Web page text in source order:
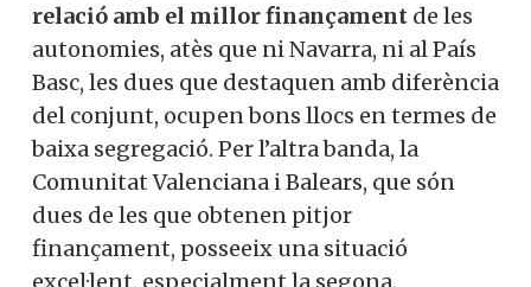
europea.
Segona, que els resultats
no guarden
relació amb el millor finançament
autonomies, atès que ni Navarra, ni al País
Basc, les dues que destaquen amb
diferència del conjunt, ocupen bons llocs
en termes de baixa segregació. Per l’altra
banda, la Comunitat Valenciana i Balears,